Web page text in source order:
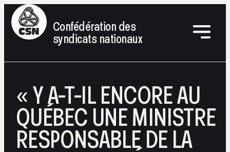
Confédération des
syndicats nationaux
« Y A-T-IL ENCORE AU
QUÉBEC UNE MINISTRE
RESPONSABLE DE LA